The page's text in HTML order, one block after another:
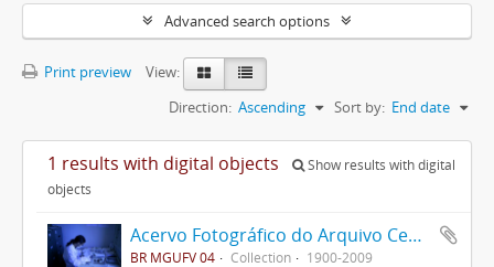
Advanced search options
Print preview
View:
Sort by: End date
Direction: Ascending
1 results with digital objects
Show results with digital
objects
Acervo Fotográfico do Arquivo Central Histórico da UFV
BR MGUFV 04 Collection 1900-2009